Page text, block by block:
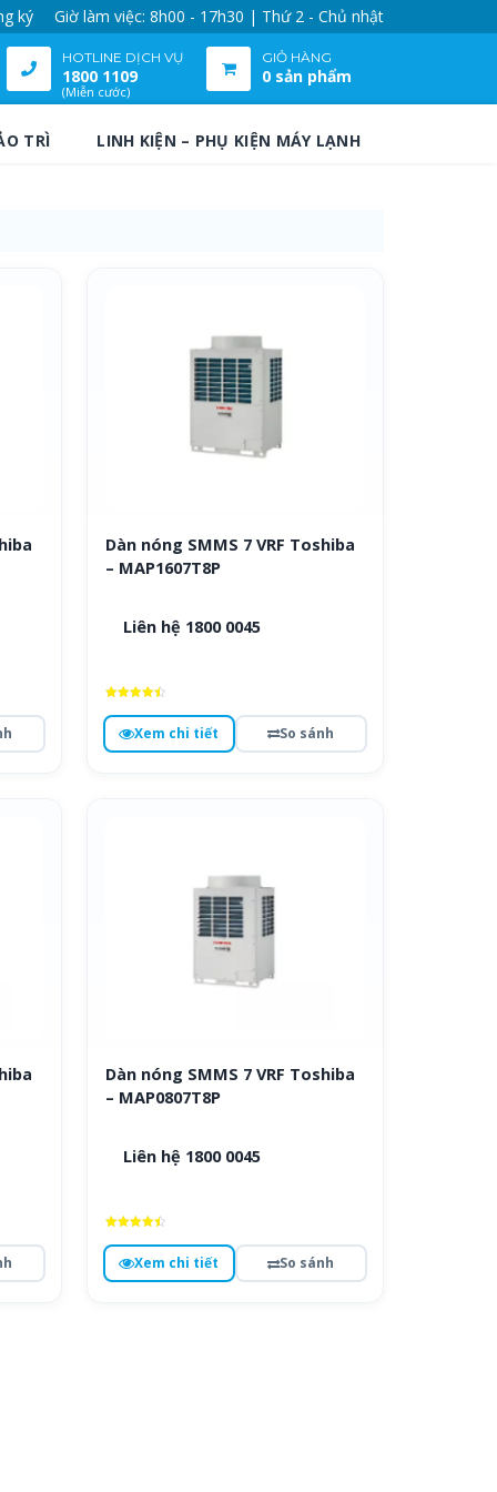
ký Giờ làm việc: 8h00 - 17h30 | Thứ 2 - Chủ nhật
HOTLINE DỊCH VỤ
1800 1109
(Miễn cước)
GIỎ HÀNG
0 sản phẩm
TRÌ LINH KIỆN – PHỤ KIỆN MÁY LẠNH
Dàn nóng SMMS 7 VRF Toshiba
– MAP1607T8P
Liên hệ 1800 0045
hạng
4.6
5 saoXem chi tiết So sánh
Dàn nóng SMMS 7 VRF Toshiba
– MAP0807T8P
Liên hệ 1800 0045
hạng
4.6
5 saoXem chi tiết So sánh